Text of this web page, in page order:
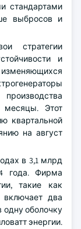
стандартами
выбросов и
стратегии
и
месяцы. Этот
квартальной
на август
в 3,1 млрд
года. Фирма
такие как
включает два
одну оболочку
энергии.